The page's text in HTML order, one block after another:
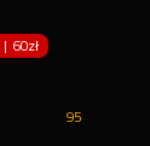
|60zł
95